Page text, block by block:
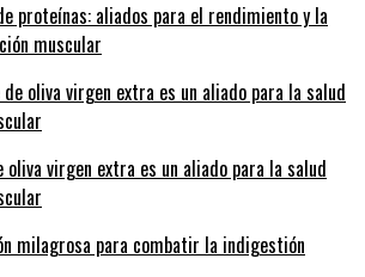
proteínas: aliados para el rendimiento y la
muscular
oliva virgen extra es un aliado para la salud